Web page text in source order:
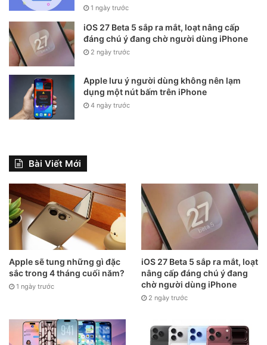
1 ngày trước
iOS 27 Beta 5 sắp ra mắt, loạt nâng cấp
đáng chú ý đang chờ người dùng iPhone
2 ngày trước
Apple lưu ý người dùng không nên lạm
dụng một nút bấm trên iPhone
4 ngày trước
Bài Viết Mới
Apple sẽ tung những gì đặc
sắc trong 4 tháng cuối năm?
1 ngày trước
iOS 27 Beta 5 sắp ra mắt, loạt
nâng cấp đáng chú ý đang
chờ người dùng iPhone
2 ngày trước